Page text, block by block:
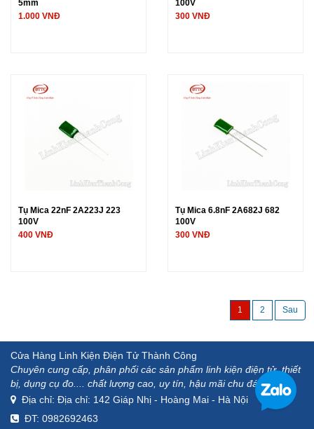
5mm
1.000 VNĐ
100V
300 VNĐ
Tụ Mica 22nF 2A223J 223
100V
400 VNĐ
Tụ Mica 6.8nF 2A682J 682
100V
300 VNĐ
1 2
Cửa Hàng Linh Kiện Điện Tử Thành Công
Chuyên cung cấp, phân phối các sản phẩm linh kiện điện tử, thiết
bị, dụng cụ đo.... chất lượng cao, uy tín, hậu mãi chu đáo.
Địa chỉ: Địa chỉ: 142 Giáp Nhị - Hoàng Mai - Hà Nội
ĐT: 0982692463